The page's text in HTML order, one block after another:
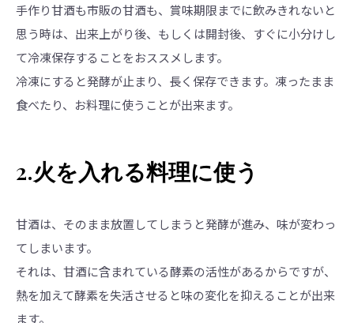
手作り甘酒も市販の甘酒も、賞味期限までに飲みきれないと
思う時は、出来上がり後、もしくは開封後、すぐに小分けし
て冷凍保存することをおススメします。
冷凍にすると発酵が止まり、長く保存できます。凍ったまま
食べたり、お料理に使うことが出来ます。
2.火を入れる料理に使う
甘酒は、そのまま放置してしまうと発酵が進み、味が変わっ
てしまいます。
それは、甘酒に含まれている酵素の活性があるからですが、
熱を加えて酵素を失活させると味の変化を抑えることが出来
ます。